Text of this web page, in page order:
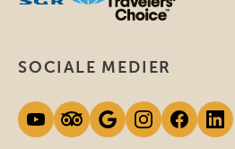
SOCIALE MEDIER